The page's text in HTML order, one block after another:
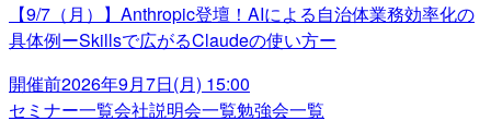
【9/7（月）】Anthropic登壇！AIによる自治体業務効率化の
具体例ーSkillsで広がるClaudeの使い方ー
開催前2026年9月7日(月) 15:00
セミナー一覧会社説明会一覧勉強会一覧